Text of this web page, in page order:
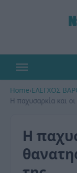
Home›ΕΛΕΓΧΟΣ
Η παχυσαρκία και
Η